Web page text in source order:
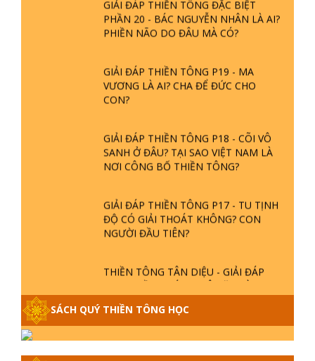
PHẦN 20 - BÁC NGUYỄN NHÂN LÀ AI?
PHIỀN NÃO DO ĐÂU MÀ CÓ?
GIẢI ĐÁP THIỀN TÔNG P19 - MA
VƯƠNG LÀ AI? CHA ĐỂ ĐỨC CHO
CON?
GIẢI ĐÁP THIỀN TÔNG P18 - CÕI VÔ
SANH Ở ĐÂU? TẠI SAO VIỆT NAM LÀ
NƠI CÔNG BỐ THIỀN TÔNG?
GIẢI ĐÁP THIỀN TÔNG P17 - TU TỊNH
ĐỘ CÓ GIẢI THOÁT KHÔNG? CON
NGƯỜI ĐẦU TIÊN?
THIỀN TÔNG TÂN DIỆU - GIẢI ĐÁP
P16 - THẦN THÁNH TIÊN ĂN GÌ? ĐẠO
DẠY TU ĐỂ LÀM SÚC SINH?
SÁCH QUÝ THIỀN TÔNG HỌC